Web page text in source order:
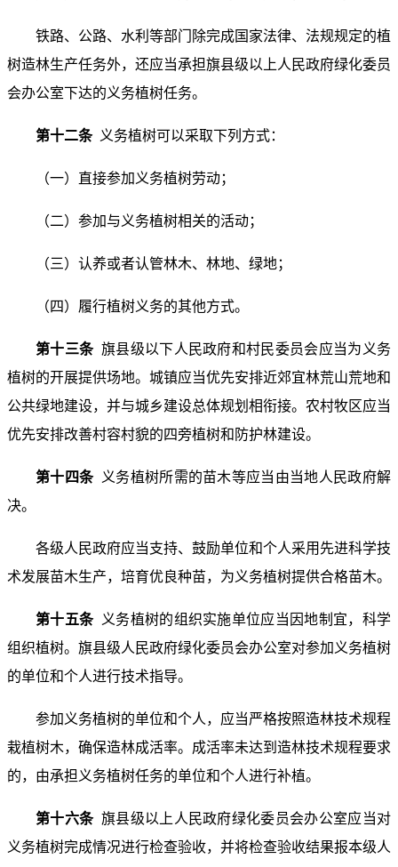
铁路、公路、水利等部门除完成国家法律、法规规定的植
树造林生产任务外，还应当承担旗县级以上人民政府绿化委员
会办公室下达的义务植树任务。
第十二条 义务植树可以采取下列方式：
（一）直接参加义务植树劳动；
（二）参加与义务植树相关的活动；
（三）认养或者认管林木、林地、绿地；
（四）履行植树义务的其他方式。
第十三条 旗县级以下人民政府和村民委员会应当为义务
植树的开展提供场地。城镇应当优先安排近郊宜林荒山荒地和
公共绿地建设，并与城乡建设总体规划相衔接。农村牧区应当
优先安排改善村容村貌的四旁植树和防护林建设。
第十四条 义务植树所需的苗木等应当由当地人民政府解
决。
各级人民政府应当支持、鼓励单位和个人采用先进科学技
术发展苗木生产，培育优良种苗，为义务植树提供合格苗木。
第十五条 义务植树的组织实施单位应当因地制宜，科学
组织植树。旗县级人民政府绿化委员会办公室对参加义务植树
的单位和个人进行技术指导。
参加义务植树的单位和个人，应当严格按照造林技术规程
栽植树木，确保造林成活率。成活率未达到造林技术规程要求
的，由承担义务植树任务的单位和个人进行补植。
第十六条 旗县级以上人民政府绿化委员会办公室应当对
义务植树完成情况进行检查验收，并将检查验收结果报本级人